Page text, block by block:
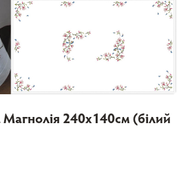
240х140см (білий